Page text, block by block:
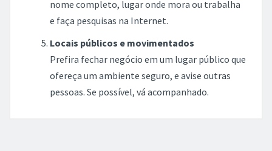
nome completo, lugar onde mora ou trabalha
e faça pesquisas na Internet.
Locais públicos e movimentados
Prefira fechar negócio em um lugar público que
ofereça um ambiente seguro, e avise outras
pessoas. Se possível, vá acompanhado.